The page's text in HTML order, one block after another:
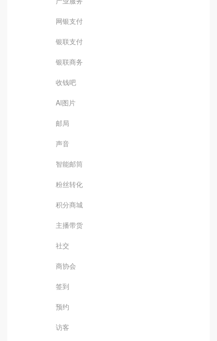
网银支付
银联支付
银联商务
收钱吧
AI图片
邮局
声音
智能邮筒
粉丝转化
积分商城
主播带货
社交
商协会
签到
预约
访客